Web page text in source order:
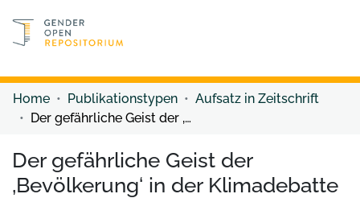
Discover content
Home Publikationstypen
Aufsatz in Zeitschrift
Der gefährliche Geist der ‚Bevölkerung‘ in der Klimadebatte
Der gefährliche Geist der
‚Bevölkerung‘ in der Klimadebatte